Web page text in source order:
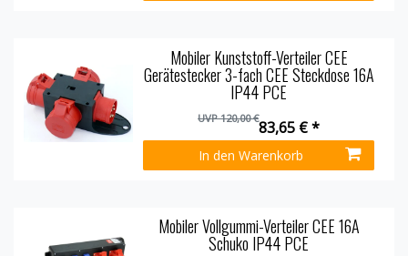
Mobiler Kunststoff-Verteiler CEE
Gerätestecker 3-fach CEE Steckdose 16A
IP44 PCE
UVP 120,00 €83,65 € *
In den Warenkorb
Mobiler Vollgummi-Verteiler CEE 16A
Schuko IP44 PCE